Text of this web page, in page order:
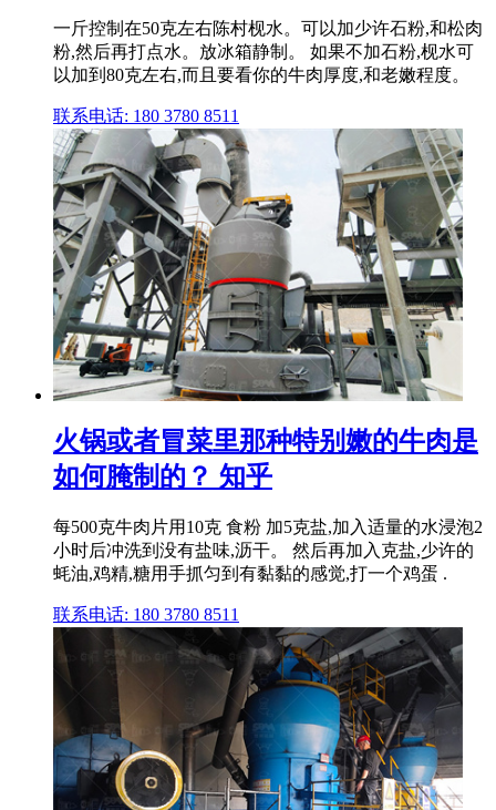
一斤控制在50克左右陈村枧水。可以加少许石粉,和松肉
粉,然后再打点水。放冰箱静制。 如果不加石粉,枧水可
以加到80克左右,而且要看你的牛肉厚度,和老嫩程度。
联系电话: 180 3780 8511
火锅或者冒菜里那种特别嫩的牛肉是
如何腌制的？ 知乎
每500克牛肉片用10克 食粉 加5克盐,加入适量的水浸泡2
小时后冲洗到没有盐味,沥干。 然后再加入克盐,少许的
蚝油,鸡精,糖用手抓匀到有黏黏的感觉,打一个鸡蛋 .
联系电话: 180 3780 8511